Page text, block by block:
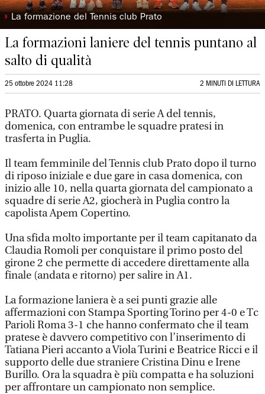
◗ La formazione del Tennis club Prato
La formazioni laniere del tennis puntano al
salto di qualità
25 ottobre 2024 11:28 2 MINUTI DI LETTURA
PRATO. Quarta giornata di serie A del tennis,
domenica, con entrambe le squadre pratesi in
trasferta in Puglia.
Il team femminile del Tennis club Prato dopo il turno
di riposo iniziale e due gare in casa domenica, con
inizio alle 10, nella quarta giornata del campionato a
squadre di serie A2, giocherà in Puglia contro la
capolista Apem Copertino.
Una sfida molto importante per il team capitanato da
Claudia Romoli per conquistare il primo posto del
girone 2 che permette di accedere direttamente alla
finale (andata e ritorno) per salire in A1.
La formazione laniera è a sei punti grazie alle
affermazioni con Stampa Sporting Torino per 4-0 e Tc
Parioli Roma 3-1 che hanno confermato che il team
pratese è davvero competitivo con l’inserimento di
Tatiana Pieri accanto a Viola Turini e Beatrice Ricci e il
supporto delle due straniere Cristina Dinu e Irene
Burillo. Ora la squadra è più compatta e ha soluzioni
per affrontare un campionato non semplice.